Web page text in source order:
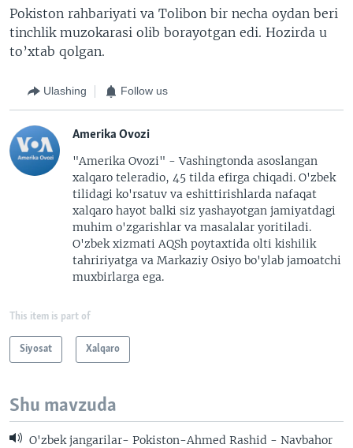
Pokiston rahbariyati va Tolibon bir necha oydan beri
tinchlik muzokarasi olib borayotgan edi. Hozirda u
to’xtab qolgan.
Ulashing Follow us
Amerika Ovozi
"Amerika Ovozi" - Vashingtonda asoslangan
xalqaro teleradio, 45 tilda efirga chiqadi. O'zbek
tilidagi ko'rsatuv va eshittirishlarda nafaqat
xalqaro hayot balki siz yashayotgan jamiyatdagi
muhim o'zgarishlar va masalalar yoritiladi.
O'zbek xizmati AQSh poytaxtida olti kishilik
tahririyatga va Markaziy Osiyo bo'ylab jamoatchi
muxbirlarga ega.
This item is part of
Siyosat Xalqaro
Shu mavzuda
O'zbek jangarilar- Pokiston-Ahmed Rashid - Navbahor